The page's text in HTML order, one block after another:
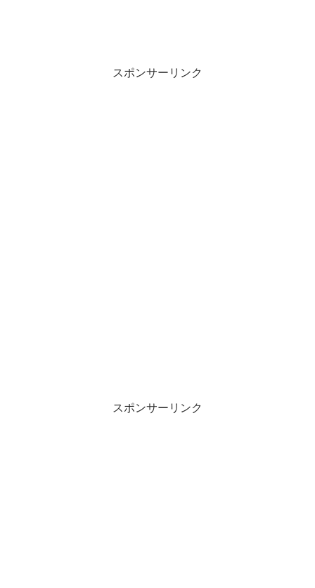
スポンサーリンク
スポンサーリンク